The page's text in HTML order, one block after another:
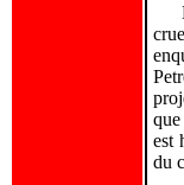
est
du